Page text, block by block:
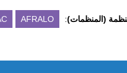
(المنظمات):
AFRALO